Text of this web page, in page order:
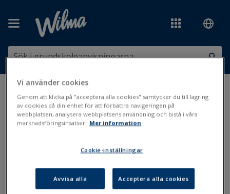
Användarrättigheter och -koder
Primus-koder
Multifaktorautentisering (MFA) i Primus
Vi använder cookies
Genom att klicka på "acceptera alla cookies" samtycker du till lagring
av cookies på din enhet för att förbättra navigeringen på
webbplatsen, analysera webbplatsens användning och bistå i våra
marknadsföringsinsatser. Mer information
Cookie-inställningar
Avvisa alla Acceptera alla cookies